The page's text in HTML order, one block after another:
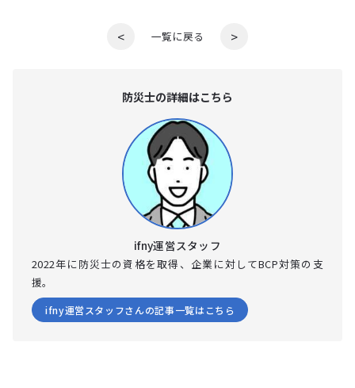
< 一覧に戻る >
防災⼠の詳細はこちら
ifny運営スタッフ
2022年に防災士の資格を取得、企業に対してBCP対策の支
援。
ifny運営スタッフさんの記事一覧はこちら